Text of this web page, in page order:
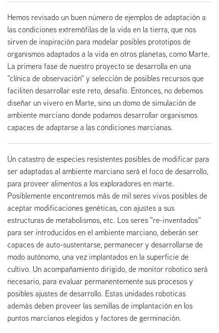
Hemos revisado un buen número de ejemplos de adaptación a
las condiciones extremófilas de la vida en la tierra, que nos
sirven de inspiración para modelar posibles prototipos de
organismos adaptados a la vida en otros planetas, como Marte.
La primera fase de nuestro proyecto se desarrolla en una
"clínica de observación" y selección de posibles recursos que
faciliten desarrollar este reto, desafío. Entonces, no debemos
diseñar un vivero en Marte, sino un domo de simulación de
ambiente marciano donde podamos desarrollar organismos
capaces de adaptarse a las condiciones marcianas.
Un catastro de especies resistentes posibles de modificar para
ser adaptadas al ambiente marciano será el foco de desarrollo,
para proveer alimentos a los exploradores en marte.
Posiblemente encontremos más de mil seres vivos posibles de
aceptar modificaciones genéticas, con ajustes a sus
estructuras de metabolismos, etc. Los seres "re-inventados"
para ser introducidos en el ambiente marciano, deberán ser
capaces de auto-sustentarse, permanecer y desarrollarse de
modo autónomo, una vez implantados en la superficie de
cultivo. Un acompañamiento dirigido, de monitor robotico será
necesario, para evaluar permanentemente sus procesos y
posibles ajustes de desarrollo. Estas unidades roboticas
además deben proveer las semillas de implantación en los
puntos marcianos elegidos y factores de germinación.